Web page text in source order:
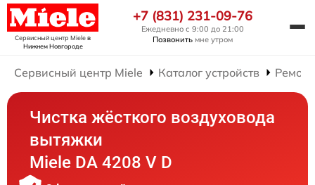
Сервисный центр Mieleв
Нижнем Новгороде
+7 (831) 231-09-76
Ежедневно с 9:00 до 21:00
Позвонить мне утром
Сервисный центр Miele Каталог устройств
Чистка жёсткого воздуховода
вытяжки
Miele DA 4208 V D